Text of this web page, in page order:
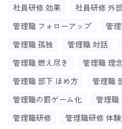
社員研修 効果
社員研修 外
管理職 フォローアップ
管
管理職 孤独
管理職 対話
管理職 燃え尽き
管理職 理
管理職 部下 ほめ方
管理職
管理職の罰ゲーム化
管理職
管理職研修
管理職研修 体